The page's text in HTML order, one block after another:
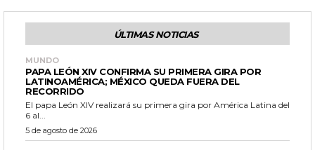
ÚLTIMAS NOTICIAS
MUNDO
PAPA LEÓN XIV CONFIRMA SU PRIMERA GIRA POR
LATINOAMÉRICA; MÉXICO QUEDA FUERA DEL
RECORRIDO
El papa León XIV realizará su primera gira por América Latina del
6 al...
5 de agosto de 2026